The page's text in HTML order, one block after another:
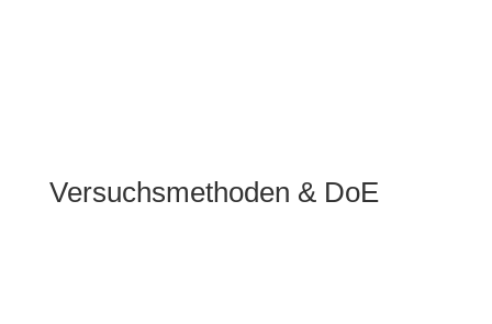
Versuchsmethoden & DoE